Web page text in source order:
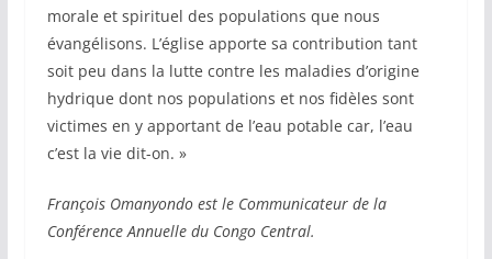
morale et spirituel des populations que nous
évangélisons. L’église apporte sa contribution tant
soit peu dans la lutte contre les maladies d’origine
hydrique dont nos populations et nos fidèles sont
victimes en y apportant de l’eau potable car, l’eau
c’est la vie dit-on. »
François Omanyondo est le Communicateur de la
Conférence Annuelle du Congo Central.